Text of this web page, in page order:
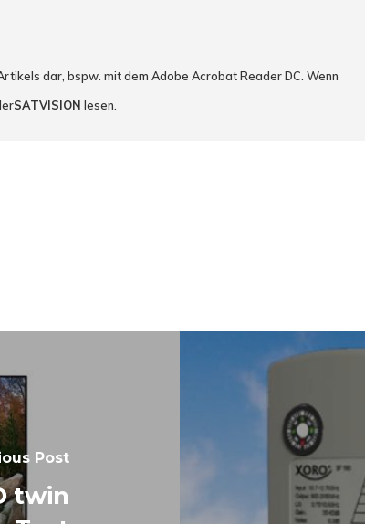
dar, bspw. mit dem Adobe Acrobat Reader DC. Wenn
SATVISION lesen.
Post
twin